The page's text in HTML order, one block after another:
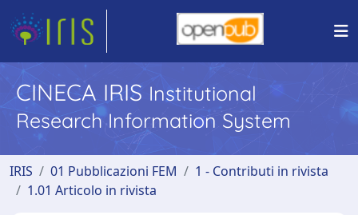
CINECA IRIS Institutional
Research Information System
IRIS 01 Pubblicazioni FEM
1 - Contributi in rivista
1.01 Articolo in rivista